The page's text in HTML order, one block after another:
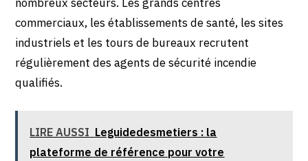
commerciaux, les établissements de santé, les sites
industriels et les tours de bureaux recrutent
régulièrement des agents de sécurité incendie
qualifiés.
LIRE AUSSI Leguidedesmetiers : la
plateforme de référence pour votre